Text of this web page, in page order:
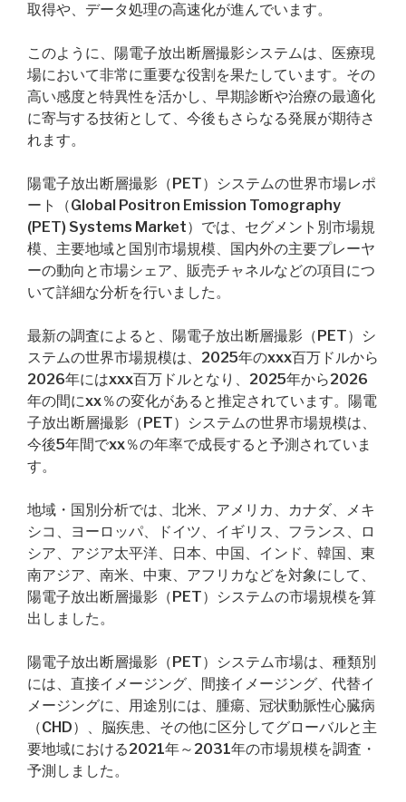
取得や、データ処理の高速化が進んでいます。
このように、陽電子放出断層撮影システムは、医療現
場において非常に重要な役割を果たしています。その
高い感度と特異性を活かし、早期診断や治療の最適化
に寄与する技術として、今後もさらなる発展が期待さ
れます。
陽電子放出断層撮影（PET）システムの世界市場レポ
ート（Global Positron Emission Tomography
(PET) Systems Market）では、セグメント別市場規
模、主要地域と国別市場規模、国内外の主要プレーヤ
ーの動向と市場シェア、販売チャネルなどの項目につ
いて詳細な分析を行いました。
最新の調査によると、陽電子放出断層撮影（PET）シ
ステムの世界市場規模は、2025年のxxx百万ドルから
2026年にはxxx百万ドルとなり、2025年から2026
年の間にxx％の変化があると推定されています。陽電
子放出断層撮影（PET）システムの世界市場規模は、
今後5年間でxx％の年率で成長すると予測されていま
す。
地域・国別分析では、北米、アメリカ、カナダ、メキ
シコ、ヨーロッパ、ドイツ、イギリス、フランス、ロ
シア、アジア太平洋、日本、中国、インド、韓国、東
南アジア、南米、中東、アフリカなどを対象にして、
陽電子放出断層撮影（PET）システムの市場規模を算
出しました。
陽電子放出断層撮影（PET）システム市場は、種類別
には、直接イメージング、間接イメージング、代替イ
メージングに、用途別には、腫瘍、冠状動脈性心臓病
（CHD）、脳疾患、その他に区分してグローバルと主
要地域における2021年～2031年の市場規模を調査・
予測しました。